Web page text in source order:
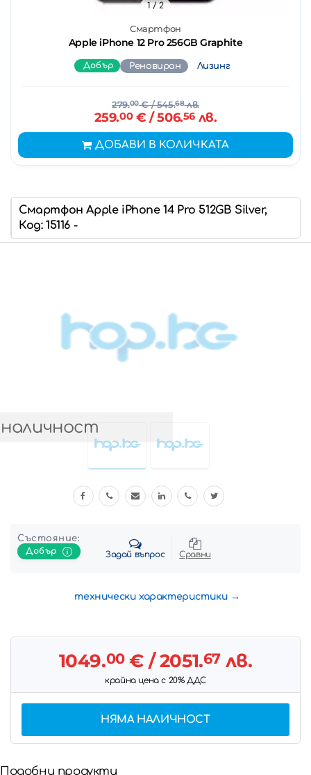
Смартфон
Apple iPhone 12 Pro 256GB Graphite
1/ 2
Добър Реновиран Лизинг
279.00€/ 545.68лв.
259.00€ / 506.56лв.
ДОБАВИ В КОЛИЧКАТА
Смартфон Apple iPhone 14 Pro 512GB Silver,
Код: 15116 -
Състояние:
Добър
Задай въпрос Сравни
технически характеристики
1049.00€/ 2051.67 лв.
крайна цена с 20% ДДС
НЯМА НАЛИЧНОСТ
Подобни продукти